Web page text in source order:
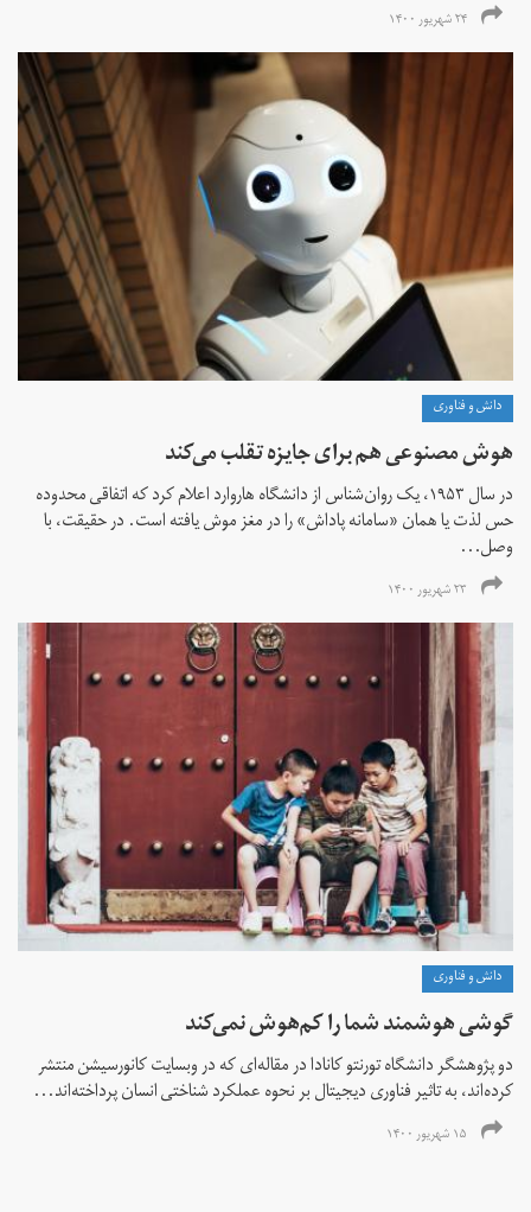
۲۴ شهریور ۱۴۰۰
دانش و فناوری
هوش مصنوعی هم برای جایزه تقلب می‌کند
در سال ۱۹۵۳، یک روان‌شناس از دانشگاه هاروارد اعلام کرد که اتفاقی محدوده
حس لذت یا همان «سامانه پاداش» را در مغز موش یافته است. در حقیقت، با
وصل...
۲۳ شهریور ۱۴۰۰
دانش و فناوری
گوشی هوشمند شما را کم‌هوش‌ نمی‌کند
دو پژوهشگر دانشگاه تورنتو کانادا در مقاله‌ای که در وبسایت کانورسیشن منتشر
کرده‌اند، به تاثیر فناوری دیجیتال بر نحوه عملکرد شناختی انسان پرداخته‌اند...
۱۵ شهریور ۱۴۰۰